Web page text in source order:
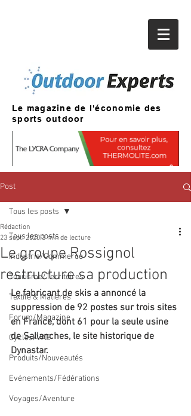
Le magazine de l'économie des
sports outdoor
Post
Tous les posts
Industrie/Commerce
Tourisme/Territoires
Textile & Matières
Forum/Magazine
Cycles/VAE
Produits/Nouveautés
Evénements/Fédérations
Voyages/Aventure
Tous les posts
Le groupe Rossignol
restructure sa production
Rédaction
23 sept. 2020 3 min de lecture
Le fabricant de skis a annoncé la
suppression de 92 postes sur trois sites
en France, dont 61 pour la seule usine
de Sallanches, le site historique de
Dynastar.